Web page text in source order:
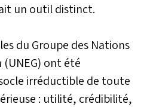
tracer les voies d'un
exercice de classement
en acte de gouvernance.
un outil distinct.
du Groupe des Nations
ont été
irréductible de toute
: utilité, crédibilité,